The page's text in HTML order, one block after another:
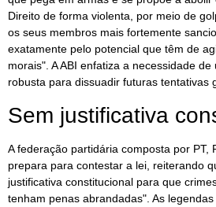
Direito de forma violenta, por meio de
os seus membros mais fortemente
exatamente pelo potencial que têm de
morais". A ABI enfatiza a necessidade
robusta para dissuadir futuras tentativas
Sem justificativa
A federação partidária composta por PT,
prepara para contestar a lei, reiterando
justificativa constitucional para que
tenham penas abrandadas". As